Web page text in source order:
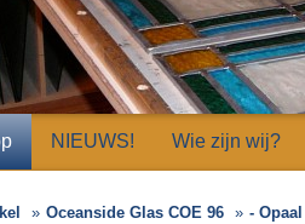
NIEUWS! Wie zijn wij?
Oceanside Glas COE 96 - Opaal